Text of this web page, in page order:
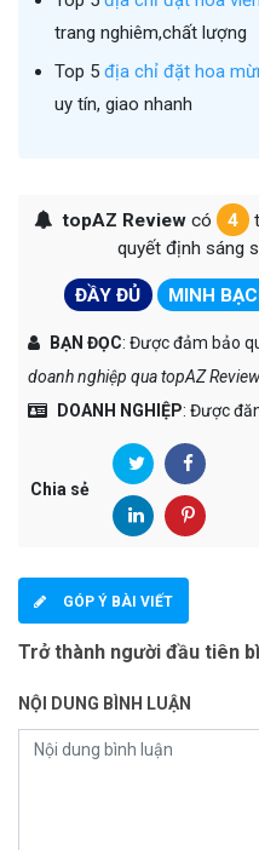
trang nghiêm,chất lượng
Top 5 địa chỉ đặt hoa
uy tín, giao nhanh
topAZ Reviewcó 4
quyết định sáng
ĐẦY ĐỦ MINH
BẠN ĐỌC: Được đảm bảo
doanh nghiệp qua topAZ
DOANH NGHIỆP: Được
Chia sẻ
GÓP Ý BÀI VIẾT
Trở thành người đầu tiên
NỘI DUNG BÌNH LUẬN